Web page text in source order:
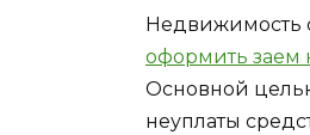
Недвижимость
оформить заем
Основной
неуплаты